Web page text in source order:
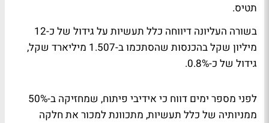
תטיס.
בשורה העליונה דיווחה כלל תעשיות על גידול של כ-12
מיליון שקל בהכנסות שהסתכמו ב-1.507 מיליארד שקל,
גידול של כ-0.8%.
לפני מספר ימים דווח כי אידיבי פיתוח, שמחזיקה ב-50%
ממניותיה של כלל תעשיות, מתכוונת למכור את חלקה